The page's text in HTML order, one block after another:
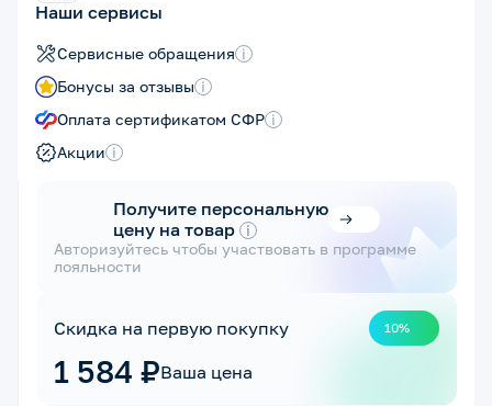
Наши сервисы
Сервисные обращения i
Бонусы за отзывы i
Оплата сертификатом СФР i
Акции i
Получите персональную
цену на товар i
Авторизуйтесь чтобы участвовать в программе
лояльности
Скидка на первую покупку 10%
1 584 ₽Ваша цена